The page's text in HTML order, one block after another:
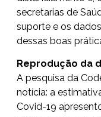
secretarias de
suporte e os
dessas boas
Reprodução da
A pesquisa da
notícia: a
Covid-19